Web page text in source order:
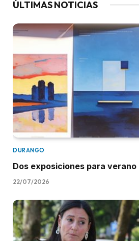
ÚLTIMAS NOTICIAS
DURANGO
Dos exposiciones para verano
22/07/2026